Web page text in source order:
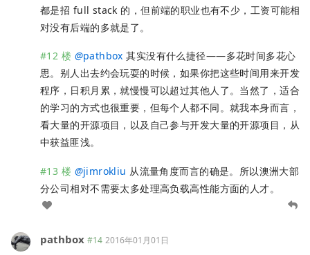
都是招 full stack 的，但前端的职业也有不少，工资可能相
对没有后端的多就是了。
#12 楼 @pathbox 其实没有什么捷径——多花时间多花心
思。别人出去约会玩耍的时候，如果你把这些时间用来开发
程序，日积月累，就慢慢可以超过其他人了。当然了，适合
的学习的方式也很重要，但每个人都不同。就我本身而言，
看大量的开源项目，以及自己参与开发大量的开源项目，从
中获益匪浅。
#13 楼 @jimrokliu 从流量角度而言的确是。所以澳洲大部
分公司相对不需要太多处理高负载高性能方面的人才。
pathbox #14 2016年01月01日